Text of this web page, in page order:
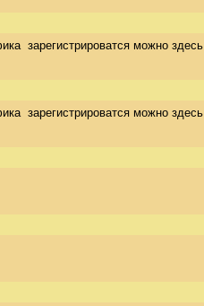
зарегистрироватся можно здесь
зарегистрироватся можно здесь